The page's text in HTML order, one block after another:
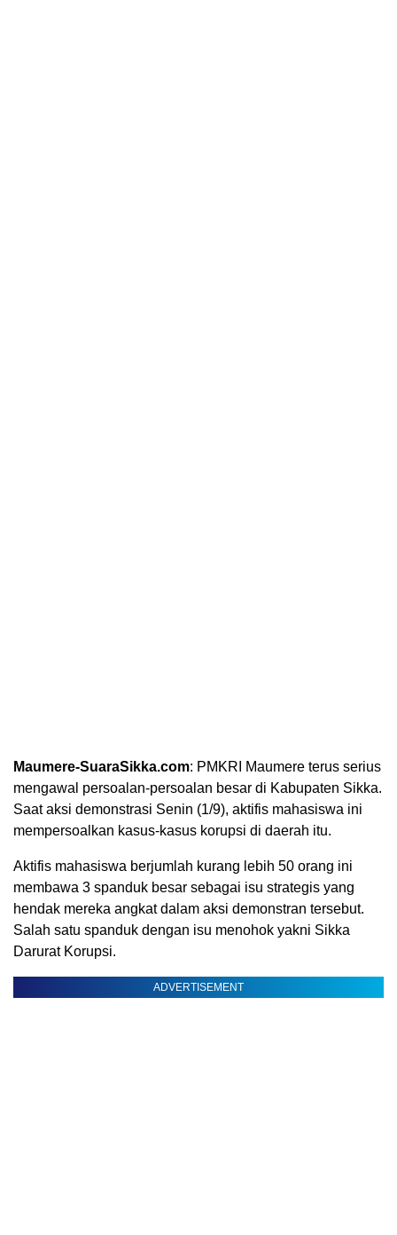
Maumere-SuaraSikka.com: PMKRI Maumere terus serius
mengawal persoalan-persoalan besar di Kabupaten Sikka.
Saat aksi demonstrasi Senin (1/9), aktifis mahasiswa ini
mempersoalkan kasus-kasus korupsi di daerah itu.
Aktifis mahasiswa berjumlah kurang lebih 50 orang ini
membawa 3 spanduk besar sebagai isu strategis yang
hendak mereka angkat dalam aksi demonstran tersebut.
Salah satu spanduk dengan isu menohok yakni Sikka
Darurat Korupsi.
ADVERTISEMENT